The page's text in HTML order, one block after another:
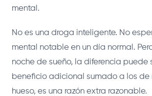
mental.
No es una droga inteligente. No
mental notable en un día normal.
noche de sueño, la diferencia puede
beneficio adicional sumado a los de
hueso, es una razón extra razonable.